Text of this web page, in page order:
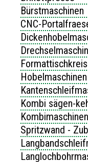
Bürstmaschinen
CNC-
Hobelmaschinen
Kombi sägen-
Kombimaschinen
Spritzwand -